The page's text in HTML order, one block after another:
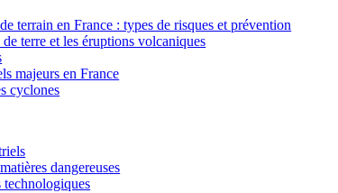
terrain en France : types de risques et prévention
terre et les éruptions volcaniques
majeurs en France
cyclones
dangereuses
technologiques